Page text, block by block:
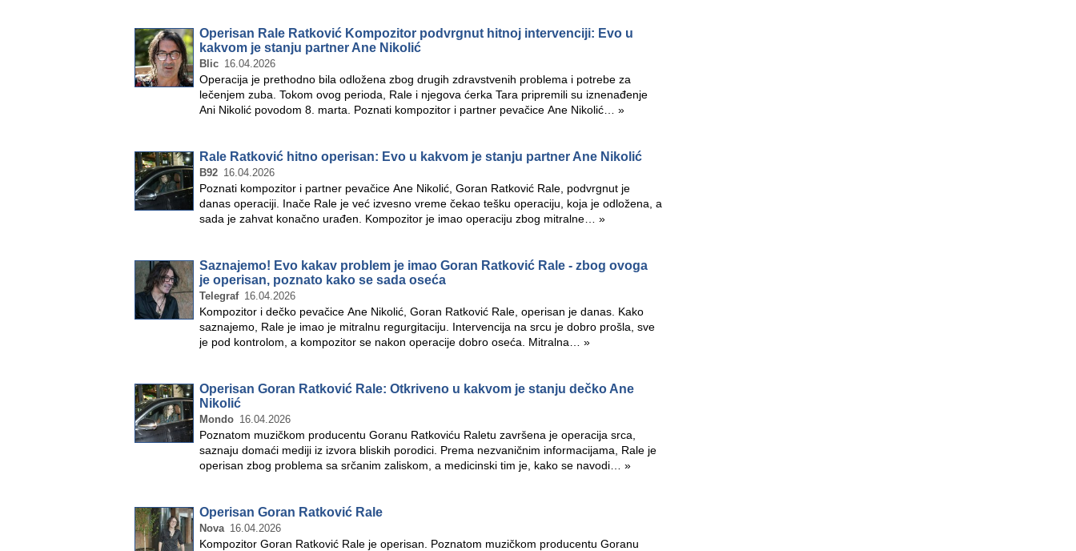
Operisan Rale Ratković Kompozitor podvrgnut hitnoj intervenciji: Evo u
kakvom je stanju partner Ane Nikolić
Blic 16.04.2026
Operacija je prethodno bila odložena zbog drugih zdravstvenih problema i potrebe za
lečenjem zuba. Tokom ovog perioda, Rale i njegova ćerka Tara pripremili su iznenađenje
Ani Nikolić povodom 8. marta. Poznati kompozitor i partner pevačice Ane Nikolić… »
Rale Ratković hitno operisan: Evo u kakvom je stanju partner Ane Nikolić
B92 16.04.2026
Poznati kompozitor i partner pevačice Ane Nikolić, Goran Ratković Rale, podvrgnut je
danas operaciji. Inače Rale je već izvesno vreme čekao tešku operaciju, koja je odložena, a
sada je zahvat konačno urađen. Kompozitor je imao operaciju zbog mitralne… »
Saznajemo! Evo kakav problem je imao Goran Ratković Rale - zbog ovoga
je operisan, poznato kako se sada oseća
Telegraf 16.04.2026
Kompozitor i dečko pevačice Ane Nikolić, Goran Ratković Rale, operisan je danas. Kako
saznajemo, Rale je imao je mitralnu regurgitaciju. Intervencija na srcu je dobro prošla, sve
je pod kontrolom, a kompozitor se nakon operacije dobro oseća. Mitralna… »
Operisan Goran Ratković Rale: Otkriveno u kakvom je stanju dečko Ane
Nikolić
Mondo 16.04.2026
Poznatom muzičkom producentu Goranu Ratkoviću Raletu završena je operacija srca,
saznaju domaći mediji iz izvora bliskih porodici. Prema nezvaničnim informacijama, Rale je
operisan zbog problema sa srčanim zaliskom, a medicinski tim je, kako se navodi… »
Operisan Goran Ratković Rale
Nova 16.04.2026
Kompozitor Goran Ratković Rale je operisan. Poznatom muzičkom producentu Goranu